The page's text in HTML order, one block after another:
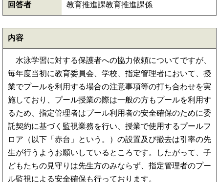
回答者 教育推進課教育推進課係
内容
水泳学習に対する保護者への協力依頼についてですが、
毎年度当初に教育委員会、学校、指定管理者において、授
業でプールを利用する場合の注意事項等の打ち合わせを実
施しており、プール授業の際は一般の方もプールを利用す
るため、指定管理者はプール利用者の安全確保のために委
託契約に基づく監視業務を行い、授業で使用するプールフ
ロア（以下「赤台」という。）の設置及び撤去は引率の先
生が行うようお願いしているところです。したがって、子
どもたちの見守りは先生方のみならず、指定管理者のプー
ル監視による安全確保も行っております。